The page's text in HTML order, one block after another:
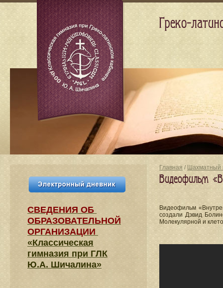
Главная / Шахматный
Видеофильм
Видеофильм
создали Дэвид
Молекулярной и
СВЕДЕНИЯ​ ОБ
ОБРАЗОВАТЕЛЬНОЙ
ОРГАНИЗАЦИИ
«Классическая
гимназия при ГЛК
Ю.А. Шичалина»
Греко-